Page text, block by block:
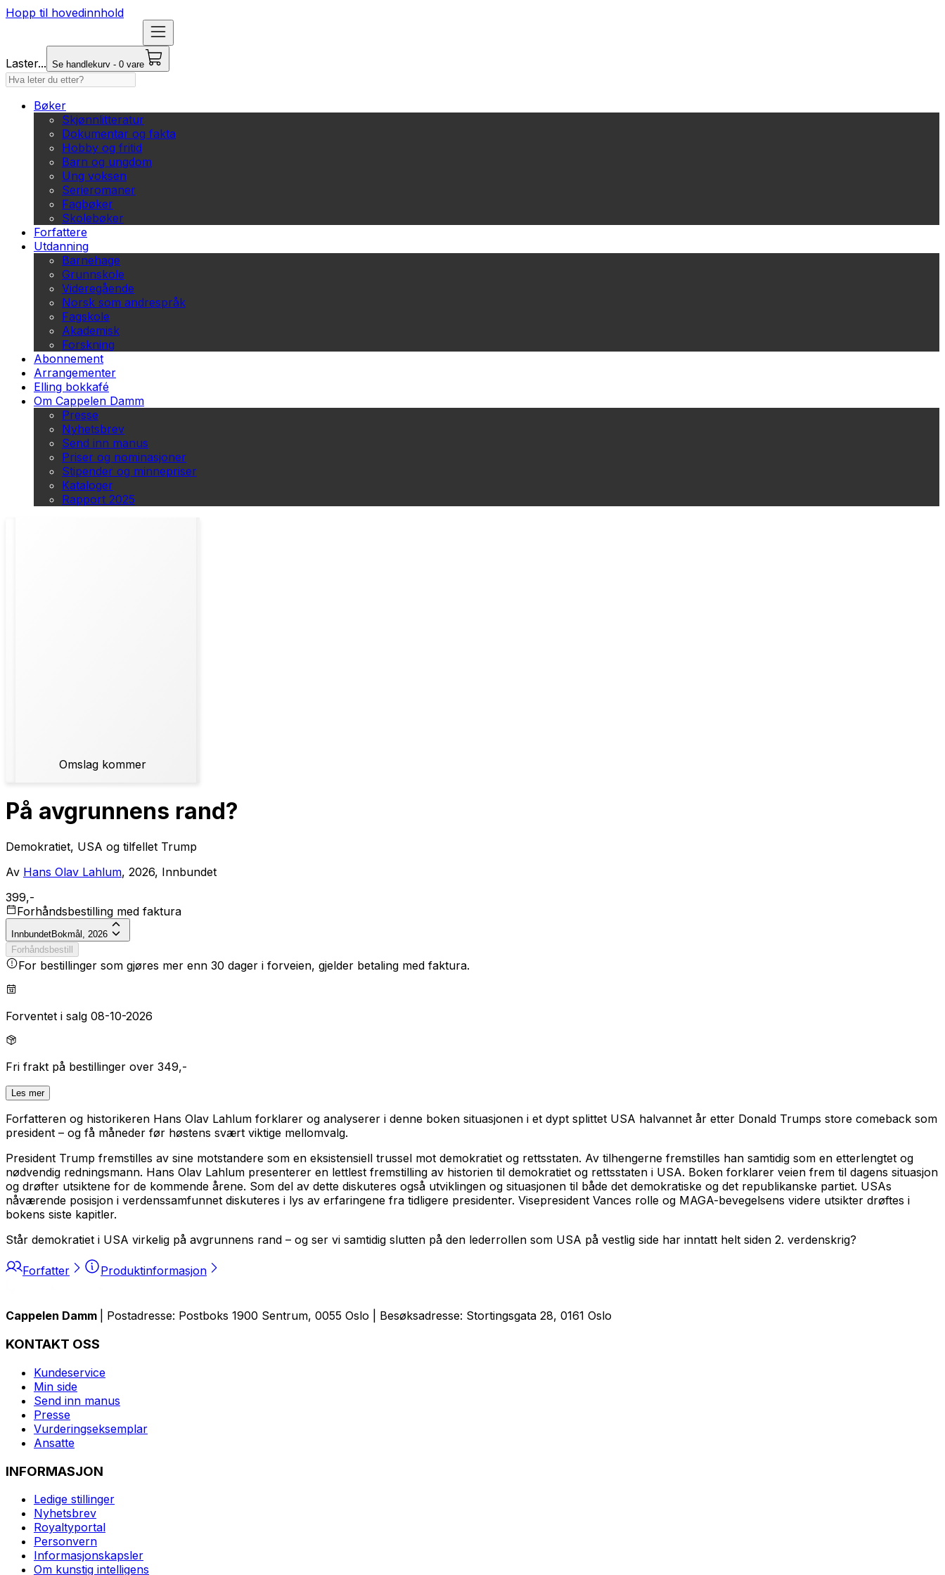
Hopp til hovedinnhold
Laster... Se handlekurv - 0 vare
Bøker
Skjønnlitteratur
Dokumentar og fakta
Hobby og fritid
Barn og ungdom
Ung voksen
Serieromaner
Fagbøker
Skolebøker
Forfattere
Utdanning
Barnehage
Grunnskole
Videregående
Norsk som andrespråk
Fagskole
Akademisk
Forskning
Abonnement
Arrangementer
Elling bokkafé
Om Cappelen Damm
Presse
Nyhetsbrev
Send inn manus
Priser og nominasjoner
Stipender og minnepriser
Kataloger
Rapport 2025
Omslag kommer
På avgrunnens rand?
Demokratiet, USA og tilfellet Trump
Av Hans Olav Lahlum, 2026, Innbundet
399,-
Forhåndsbestilling med faktura
InnbundetBokmål, 2026
Forhåndsbestill
For bestillinger som gjøres mer enn 30 dager i forveien, gjelder betaling med faktura.
Forventet i salg 08-10-2026
Fri frakt på bestillinger over 349,-
Les mer
Forfatteren og historikeren Hans Olav Lahlum forklarer og analyserer i denne boken situasjonen i et dypt splittet USA halvannet år etter Donald Trumps store comeback som
president – og få måneder før høstens svært viktige mellomvalg.
President Trump fremstilles av sine motstandere som en eksistensiell trussel mot demokratiet og rettsstaten. Av tilhengerne fremstilles han samtidig som en etterlengtet og
nødvendig redningsmann. Hans Olav Lahlum presenterer en lettlest fremstilling av historien til demokratiet og rettsstaten i USA. Boken forklarer veien frem til dagens situasjon
og drøfter utsiktene for de kommende årene. Som del av dette diskuteres også utviklingen og situasjonen til både det demokratiske og det republikanske partiet. USAs
nåværende posisjon i verdenssamfunnet diskuteres i lys av erfaringene fra tidligere presidenter. Visepresident Vances rolle og MAGA-bevegelsens videre utsikter drøftes i
bokens siste kapitler.
Står demokratiet i USA virkelig på avgrunnens rand – og ser vi samtidig slutten på den lederrollen som USA på vestlig side har inntatt helt siden 2. verdenskrig?
Forfatter Produktinformasjon
Cappelen Damm | Postadresse: Postboks 1900 Sentrum, 0055 Oslo | Besøksadresse: Stortingsgata 28, 0161 Oslo
KONTAKT OSS
Kundeservice
Min side
Send inn manus
Presse
Vurderingseksemplar
Ansatte
INFORMASJON
Ledige stillinger
Nyhetsbrev
Royaltyportal
Personvern
Informasjonskapsler
Om kunstig intelligens